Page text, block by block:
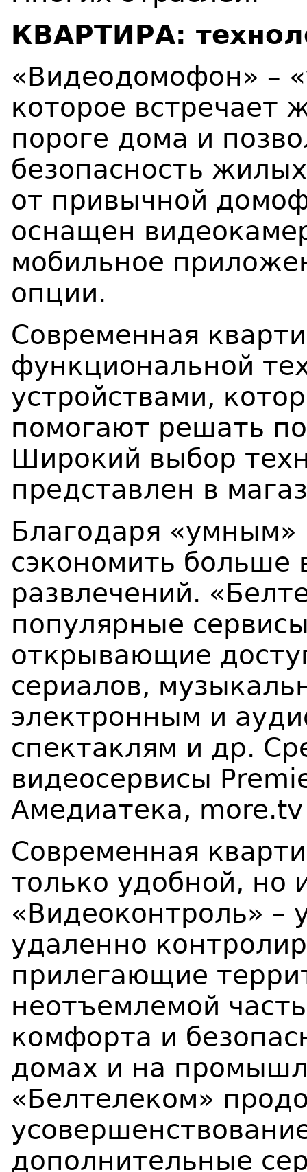
КВАРТИРА:
«Видеодомофон» –
которое встречает
пороге дома и
безопасность
от привычной
оснащен
мобильное
опции.
Современная
функциональной
устройствами,
помогают решать
Широкий выбор
представлен в
Благодаря
сэкономить
развлечений.
популярные
открывающие
сериалов,
электронным и
спектаклям и др.
видеосервисы P
Амедиатека,
Современная
только удобной, но
«Видеоконтроль» –
удаленно
прилегающие
неотъемлемой
комфорта и
домах и на
«Белтелеком»
дополнительные